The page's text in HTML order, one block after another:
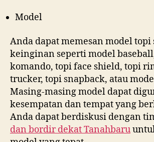
Model
Anda dapat memesan model topi
keinginan seperti model
komando, topi face shield, topi
trucker, topi snapback, atau
Masing-masing model dapat
kesempatan dan tempat yang
Anda dapat berdiskusi dengan
dan bordir dekatTanahbaru